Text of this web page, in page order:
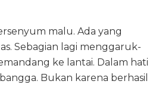
malu. Ada yang
Sebagian lagi menggaruk-
ke lantai. Dalam hati
Bukan karena berhasil